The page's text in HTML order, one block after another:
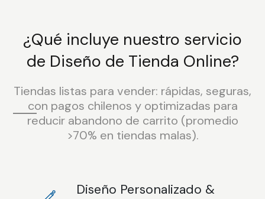
¿Qué incluye nuestro servicio
de Diseño de Tienda Online?
Tiendas listas para vender: rápidas, seguras,
con pagos chilenos y optimizadas para
reducir abandono de carrito (promedio
>70% en tiendas malas).
Diseño Personalizado &